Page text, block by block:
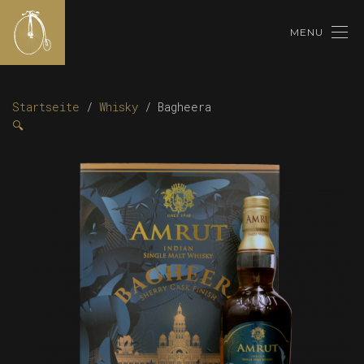
MENU
Startseite / Whisky / Bagheera
🔍